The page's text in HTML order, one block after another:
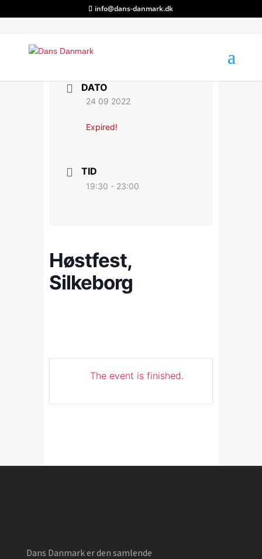
info@dans-danmark.dk
DATO
24 09 2022
Expired!
TID
19:30 - 23:00
Høstfest,
Silkeborg
The event is finished.
Dans Danmark er den samlende